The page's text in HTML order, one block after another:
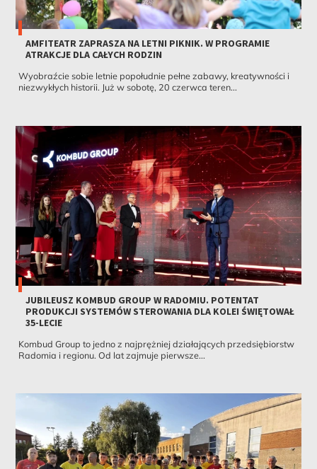
AMFITEATR ZAPRASZA NA LETNI PIKNIK. W PROGRAMIE
ATRAKCJE DLA CAŁYCH RODZIN
Wyobraźcie sobie letnie popołudnie pełne zabawy, kreatywności i
niezwykłych historii. Już w sobotę, 20 czerwca teren...
JUBILEUSZ KOMBUD GROUP W RADOMIU. POTENTAT
PRODUKCJI SYSTEMÓW STEROWANIA DLA KOLEI ŚWIĘTOWAŁ
35-LECIE
Kombud Group to jedno z najprężniej działających przedsiębiorstw
Radomia i regionu. Od lat zajmuje pierwsze...